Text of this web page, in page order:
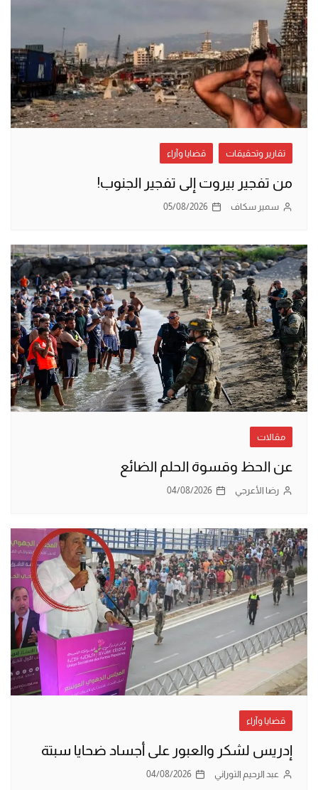
تقارير وتحقيقات قضايا وآراء
من تفجير بيروت إلى تفجير الجنوب!
سمير سكاف 05/08/2026
مقالات
عن الحظ وقسوة الحلم الضائع
رضا الأعرجي 04/08/2026
قضايا وآراء
إدريس لشكر والعبور على أجساد ضحايا سبتة
عبد الرحيم التوراني 04/08/2026